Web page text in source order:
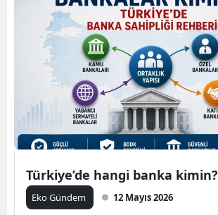
Türkiye’de hangi banka kimin?
Eko Gündem 12 Mayıs 2026